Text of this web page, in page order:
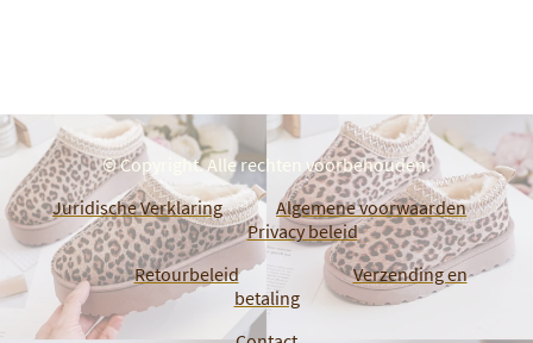
© Copyright. Alle rechten voorbehouden.
Juridische Verklaring
Algemene voorwaarden
Privacy beleid
Retourbeleid
Verzending en
betaling